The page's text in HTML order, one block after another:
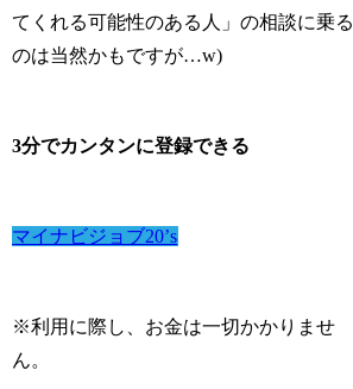
てくれる可能性のある人」の相談に乗る
のは当然かもですが…w)
3分でカンタンに登録できる
マイナビジョブ20’s
※利用に際し、お金は一切かかりませ
ん。